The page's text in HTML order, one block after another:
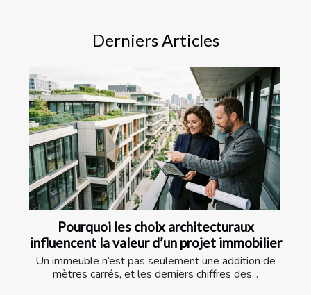
Derniers Articles
Pourquoi les choix architecturaux
influencent la valeur d’un projet immobilier
Un immeuble n’est pas seulement une addition de
mètres carrés, et les derniers chiffres des...